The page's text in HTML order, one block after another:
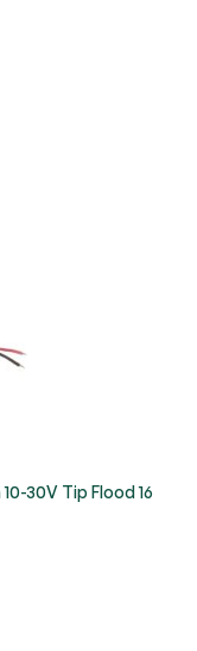
30V Tip Flood 16